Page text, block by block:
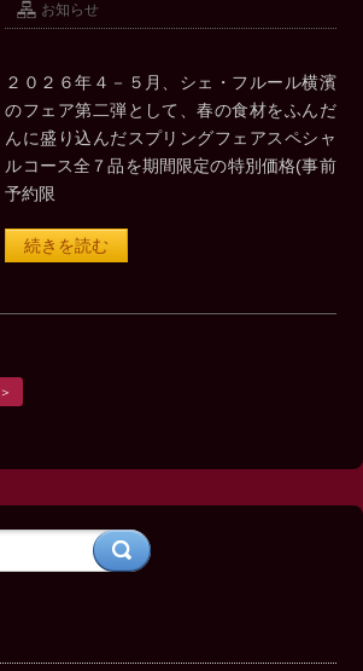
お知らせ
２０２６年４－５月、シェ・フルール横濱
のフェア第二弾として、春の食材をふんだ
んに盛り込んだスプリングフェアスペシャ
ルコース全７品を期間限定の特別価格(事前
予約限
続きを読む
＞